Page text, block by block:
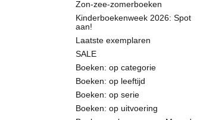
Zon-zee-zomerboeken
Kinderboekenweek 2026: Spot
aan!
Laatste exemplaren
SALE
Boeken: op categorie
Boeken: op leeftijd
Boeken: op serie
Boeken: op uitvoering